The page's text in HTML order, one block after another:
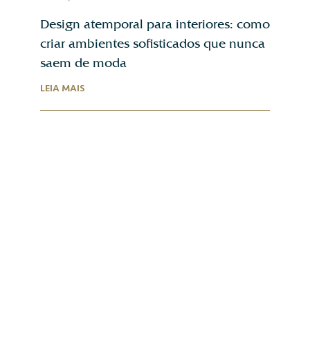
Design atemporal para interiores: como
criar ambientes sofisticados que nunca
saem de moda
LEIA MAIS